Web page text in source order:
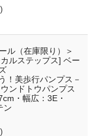
ル（在庫限り）＞
カルステップス] ベー
！美歩行パンプス－
ンドトウパンプス
・幅広：3E・
ン